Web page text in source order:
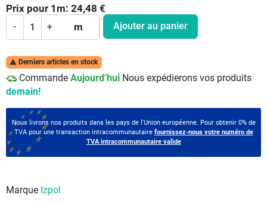
Prix pour 1 m: 24,48 €
- + m Ajouter au panier
 Derniers articles en stock
Commande Aujourd’hui Nous expédierons vos produits
demain!
Nous livrons nos produits dans les pays de l'Union européenne. Pour obtenir 0% de
TVA pour une transaction intracommunautaire fournissez-nous votre numéro de
TVA intracommunautaire valide
Marque Izpol